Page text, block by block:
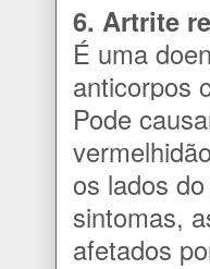
6. Artrite
É uma
anticorpos
Pode
os lados
sintomas,
afetados